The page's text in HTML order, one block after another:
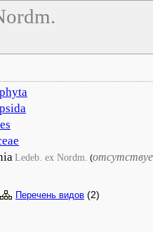
Ledeb. ex Nordm. (
Перечень видов (2)